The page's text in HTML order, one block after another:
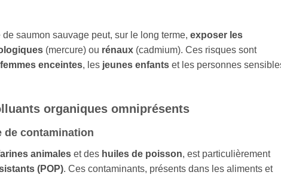
saumon sauvage peut, sur le long terme, exposer les
(mercure) ou rénaux (cadmium). Ces risques sont
femmes enceintes, les jeunes enfants et les personnes
organiques omniprésents
de contamination
animales et des huiles de poisson, est particulièrement
(POP). Ces contaminants, présents dans les aliments et